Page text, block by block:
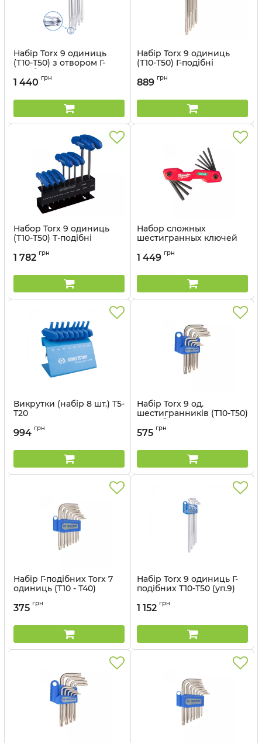
Набір Torx 9 одиниць
(Т10-Т50) з отвором Г-
подібні подовжені в
холдері
1 440 грн
Набір Torx 9 одиниць
(Т10-Т50) Г-подібні
Артикул:
889 грн
Набор Torx 9 одиниць
(Т10-Т50) Т-подібні
металевій пвдставці
1 782 грн
Набор сложных
шестигранных ключей
4932480979
1 449 грн
Викрутки (набір 8 шт.) Т5-
Т20
994 грн
Набір Torx 9 од.
шестигранників (Т10-Т50)
Г-подібних
Артикул:
575 грн
Набір Г-подібних Torx 7
одиниць (Т10 - Т40)
375 грн
Набір Torx 9 одиниць Г-
подібних Т10-Т50 (уп.9)
1 152 грн